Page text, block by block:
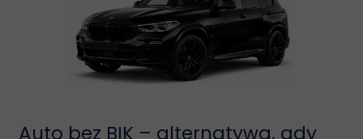
Auto bez BIK – alternatywa, gdy